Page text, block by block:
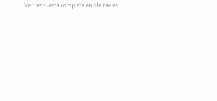
Ver respuesta completa en dle.rae.es